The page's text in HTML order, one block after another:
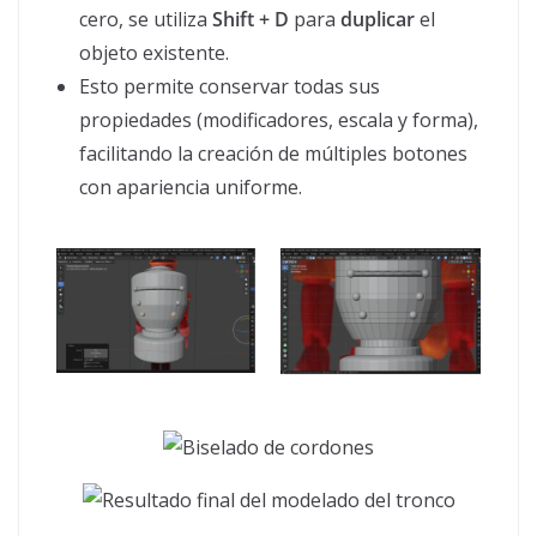
cero, se utiliza Shift + D para duplicarel
objeto existente.
Esto permite conservar todas sus
propiedades (modificadores, escala y forma),
facilitando la creación de múltiples botones
con apariencia uniforme.